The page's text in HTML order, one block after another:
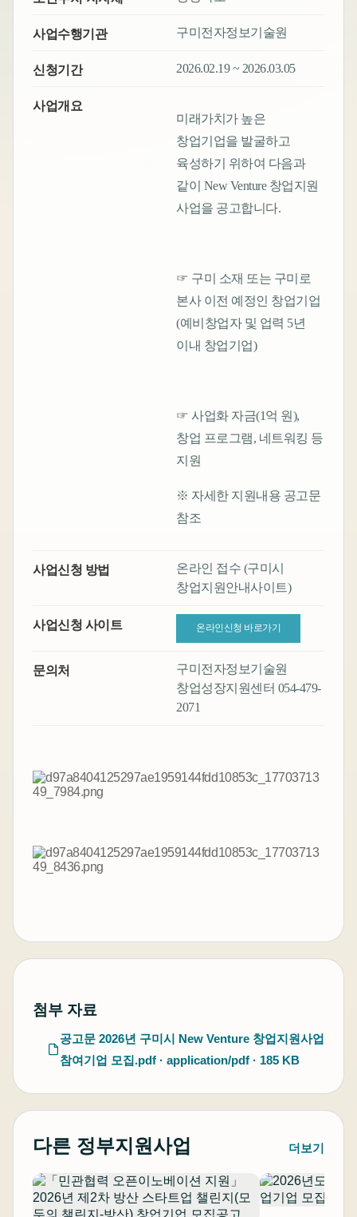
사업수행기관 구미전자정보기술원
신청기간 2026.02.19 ~ 2026.03.05
사업개요
미래가치가 높은
창업기업을 발굴하고
육성하기 위하여 다음과
같이 New Venture 창업지원
사업을 공고합니다.
☞ 구미 소재 또는 구미로
본사 이전 예정인 창업기업
(예비창업자 및 업력 5년
이내 창업기업)
☞ 사업화 자금(1억 원),
창업 프로그램, 네트워킹 등
지원
※ 자세한 지원내용 공고문
참조
사업신청 방법
온라인 접수 (구미시
창업지원안내사이트)
사업신청 사이트 온라인신청 바로가기
문의처
구미전자정보기술원
창업성장지원센터 054-479-
2071
첨부 자료
공고문 2026년 구미시 New Venture 창업지원사업
참여기업 모집.pdf · application/pdf · 185 KB
다른 정부지원사업 더보기